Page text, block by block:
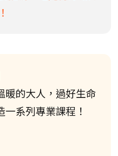
暖的大人，過好生命
系列專業課程！